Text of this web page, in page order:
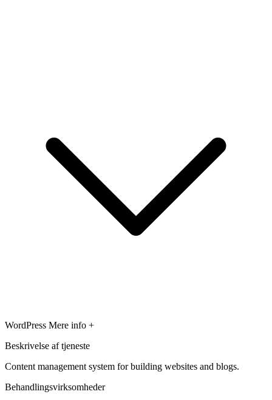
WordPress Mere info +
Beskrivelse af tjeneste
Content management system for building websites and blogs.
Behandlingsvirksomheder